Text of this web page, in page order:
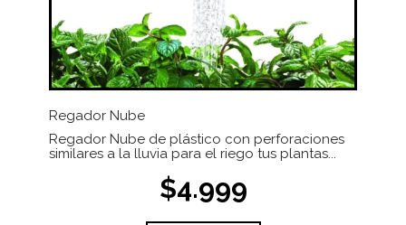
Regador Nube
Regador Nube de plástico con perforaciones
similares a la lluvia para el riego tus plantas...
$4.999